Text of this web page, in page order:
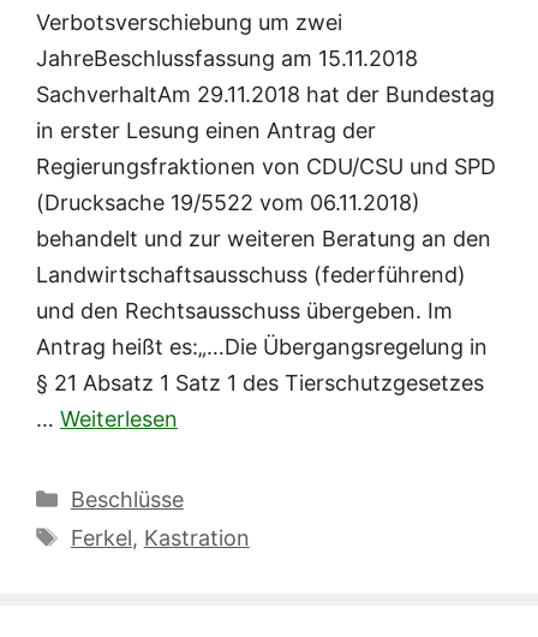
Verbotsverschiebung um zwei
JahreBeschlussfassung am 15.11.2018
SachverhaltAm 29.11.2018 hat der Bundestag
in erster Lesung einen Antrag der
Regierungsfraktionen von CDU/CSU und SPD
(Drucksache 19/5522 vom 06.11.2018)
behandelt und zur weiteren Beratung an den
Landwirtschaftsausschuss (federführend)
und den Rechtsausschuss übergeben. Im
Antrag heißt es:„…Die Übergangsregelung in
§ 21 Absatz 1 Satz 1 des Tierschutzgesetzes
… Weiterlesen
Kategorien
Beschlüsse
Schlagwörter
Ferkel, Kastration